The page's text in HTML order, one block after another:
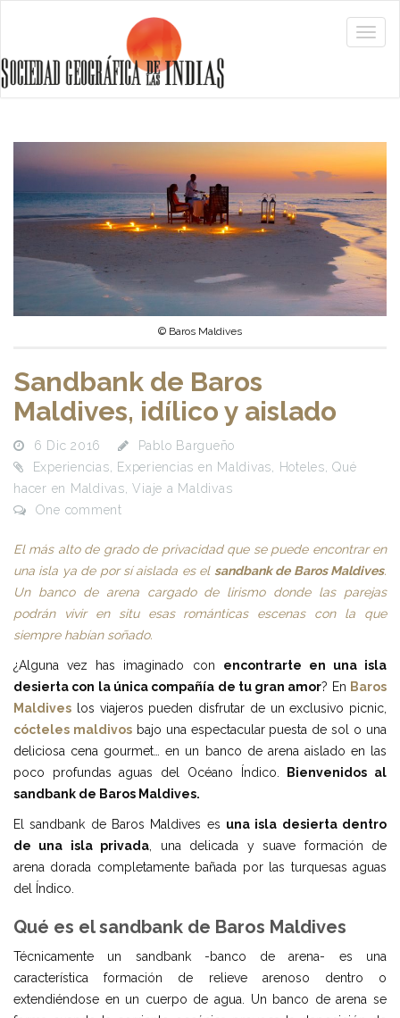
© Baros Maldives
Sandbank de Baros
Maldives, idílico y aislado
6 Dic 2016
Pablo Bargueño
Experiencias
Experiencias en Maldivas Hoteles ,Qué
hacer en Maldivas ,Viaje a Maldivas
One comment
El más alto de grado de privacidad que se puede encontrar en
una isla ya de por sí aislada es el sandbank de Baros Maldives.
Un banco de arena cargado de lirismo donde las parejas
podrán vivir en situ esas románticas escenas con la que
siempre habían soñado.
¿Alguna vez has imaginado con encontrarte en una isla
desierta con la única compañía de tu gran amor? En Baros
Maldives los viajeros pueden disfrutar de un exclusivo picnic,
cócteles maldivosbajo una espectacular puesta de sol o una
deliciosa cena gourmet… en un banco de arena aislado en las
poco profundas aguas del Océano Índico.
Bienvenidos al
sandbank de Baros Maldives.
El sandbank de Baros Maldives es una isla desierta dentro
de una isla privada , una delicada y suave formación de
arena dorada completamente bañada por las turquesas aguas
del Índico.
Qué es el sandbank de Baros Maldives
Técnicamente un sandbank -banco de arena- es una
característica formación de relieve arenoso dentro o
extendiéndose en un cuerpo de agua. Un banco de arena se